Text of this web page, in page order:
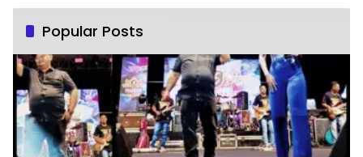
Popular Posts